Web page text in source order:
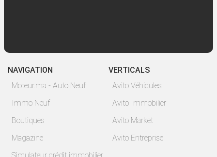
NAVIGATION
Moteur.ma - Auto Neuf
Immo Neuf
Boutiques
Magazine
VERTICALS
Avito Véhicules
Avito Immobilier
Avito Market
Avito Entreprise